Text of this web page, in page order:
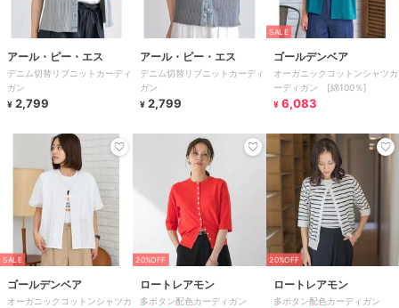
アール・ピー・エス
デニム切替リブニットカーディ
ガン
¥ 2,799
アール・ピー・エス
デニム切替リブニットカーディ
ガン
¥ 2,799
SALE
ゴールデンベア
オーガニックコットンシャツカ
ーディガン [綿100％]
¥ 6,083
SALE
ゴールデンベア
オーガニックコットンシャツカ
20%OFF
ロートレアモン
多ボタン配色カーディガン
20%OFF
ロートレアモン
多ボタン配色カーディガン